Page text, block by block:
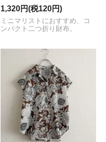
1,320円(税120円)
ミニマリストにおすすめ、コ
ンパクト二つ折り財布。